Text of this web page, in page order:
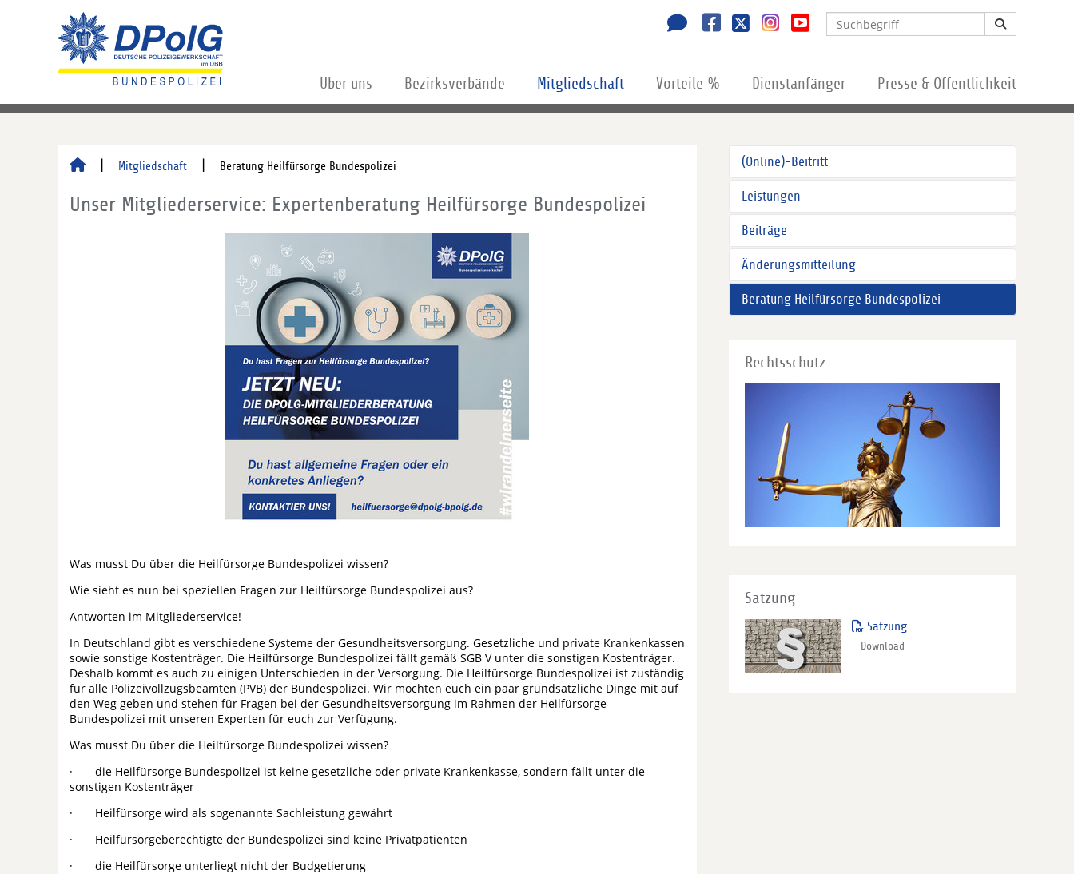
Über uns Bezirksverbände Mitgliedschaft Vorteile % Dienstanfänger Presse & Öffentlichkeit
Mitgliedschaft Beratung Heilfürsorge Bundespolizei
Unser Mitgliederservice: Expertenberatung Heilfürsorge Bundespolizei
Was musst Du über die Heilfürsorge Bundespolizei wissen?
Wie sieht es nun bei speziellen Fragen zur Heilfürsorge Bundespolizei aus?
Antworten im Mitgliederservice!
In Deutschland gibt es verschiedene Systeme der Gesundheitsversorgung. Gesetzliche und private Krankenkassen
sowie sonstige Kostenträger. Die Heilfürsorge Bundespolizei fällt gemäß SGB V unter die sonstigen Kostenträger.
Deshalb kommt es auch zu einigen Unterschieden in der Versorgung. Die Heilfürsorge Bundespolizei ist zuständig
für alle Polizeivollzugsbeamten (PVB) der Bundespolizei. Wir möchten euch ein paar grundsätzliche Dinge mit auf
den Weg geben und stehen für Fragen bei der Gesundheitsversorgung im Rahmen der Heilfürsorge
Bundespolizei mit unseren Experten für euch zur Verfügung.
Was musst Du über die Heilfürsorge Bundespolizei wissen?
· die Heilfürsorge Bundespolizei ist keine gesetzliche oder private Krankenkasse, sondern fällt unter die
sonstigen Kostenträger
· Heilfürsorge wird als sogenannte Sachleistung gewährt
· Heilfürsorgeberechtigte der Bundespolizei sind keine Privatpatienten
· die Heilfürsorge unterliegt nicht der Budgetierung
(Online)-Beitritt
Leistungen
Beiträge
Änderungsmitteilung
Beratung Heilfürsorge Bundespolizei
Rechtsschutz
Satzung
Satzung
Download